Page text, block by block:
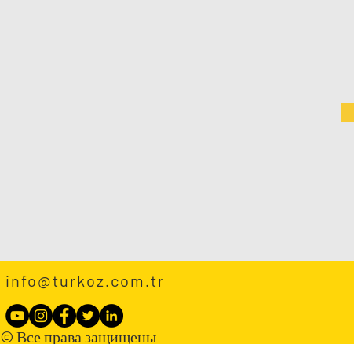
info@turkoz.com.tr
© Все права защищены